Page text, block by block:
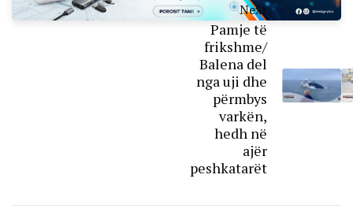
Next
Pamje të
frikshme/
Balena del
nga uji dhe
përmbys
varkën,
hedh në
ajër
peshkatarët